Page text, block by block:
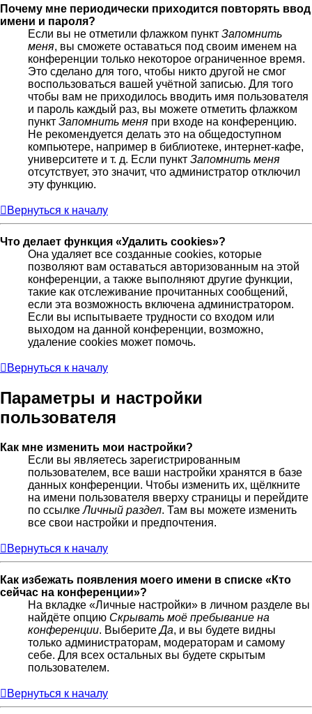
Почему мне периодически приходится повторять ввод
имени и пароля?
Если вы не отметили флажком пункт Запомнить
меня, вы сможете оставаться под своим именем на
конференции только некоторое ограниченное время.
Это сделано для того, чтобы никто другой не смог
воспользоваться вашей учётной записью. Для того
чтобы вам не приходилось вводить имя пользователя
и пароль каждый раз, вы можете отметить флажком
пункт Запомнить меня при входе на конференцию.
Не рекомендуется делать это на общедоступном
компьютере, например в библиотеке, интернет-кафе,
университете и т. д. Если пункт Запомнить меня
отсутствует, это значит, что администратор отключил
эту функцию.
Вернуться к началу
Что делает функция «Удалить cookies»?
Она удаляет все созданные cookies, которые
позволяют вам оставаться авторизованным на этой
конференции, а также выполняют другие функции,
такие как отслеживание прочитанных сообщений,
если эта возможность включена администратором.
Если вы испытываете трудности со входом или
выходом на данной конференции, возможно,
удаление cookies может помочь.
Вернуться к началу
Параметры и настройки
пользователя
Как мне изменить мои настройки?
Если вы являетесь зарегистрированным
пользователем, все ваши настройки хранятся в базе
данных конференции. Чтобы изменить их, щёлкните
на имени пользователя вверху страницы и перейдите
по ссылкеЛичный раздел. Там вы можете изменить
все свои настройки и предпочтения.
Вернуться к началу
Как избежать появления моего имени в списке «Кто
сейчас на конференции»?
На вкладке «Личные настройки» в личном разделе вы
найдёте опцию Скрывать моё пребывание на
конференции. ВыберитеДа, и вы будете видны
только администраторам, модераторам и самому
себе. Для всех остальных вы будете скрытым
пользователем.
Вернуться к началу